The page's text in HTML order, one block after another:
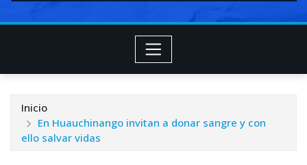
Inicio
En Huauchinango invitan a donar sangre y con
ello salvar vidas